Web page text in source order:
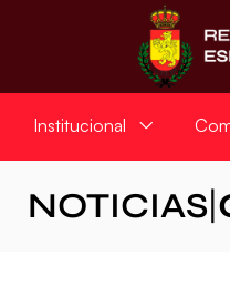
Institucional
NOTICIAS